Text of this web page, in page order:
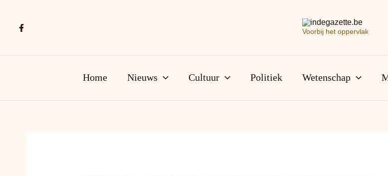
Voorbij het oppervlak
Home Nieuws Cultuur Politiek Wetenschap